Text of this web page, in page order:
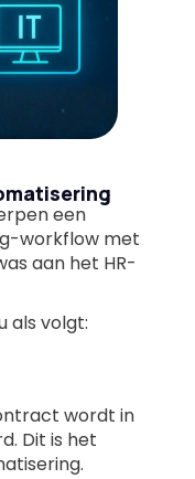
een
workflow met
aan het HR-
als volgt:
wordt in
Dit is het